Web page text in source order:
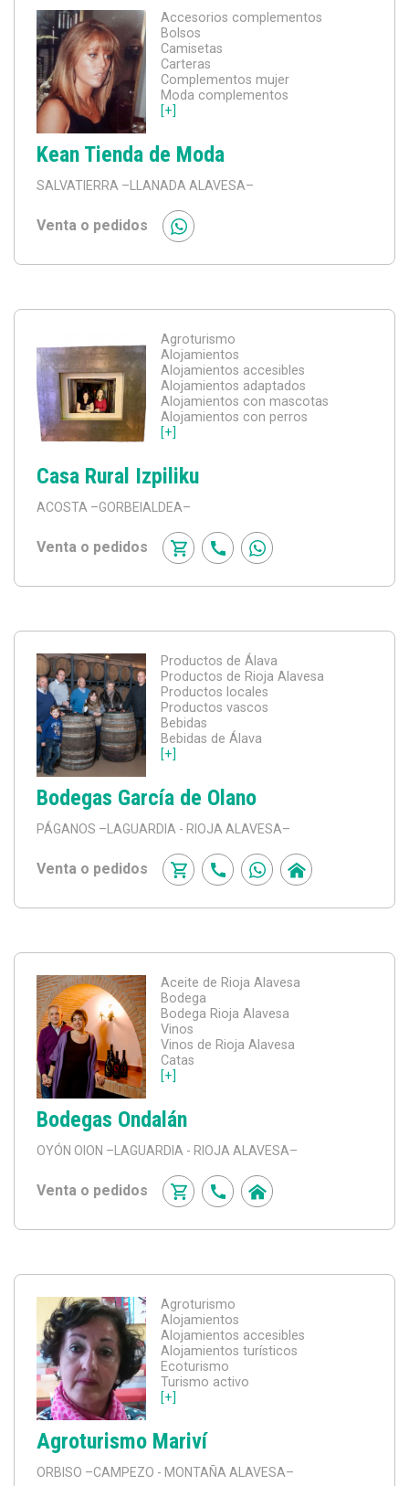
Accesorios complementos
Bolsos
Camisetas
Carteras
Complementos mujer
Moda complementos
[+]
Kean Tienda de Moda
SALVATIERRA –LLANADA ALAVESA–
Venta o pedidos
Agroturismo
Alojamientos
Alojamientos accesibles
Alojamientos adaptados
Alojamientos con mascotas
Alojamientos con perros
[+]
Casa Rural Izpiliku
ACOSTA –GORBEIALDEA–
Venta o pedidos
Productos de Álava
Productos de Rioja Alavesa
Productos locales
Productos vascos
Bebidas
Bebidas de Álava
[+]
Bodegas García de Olano
PÁGANOS –LAGUARDIA - RIOJA ALAVESA–
Venta o pedidos
Aceite de Rioja Alavesa
Bodega
Bodega Rioja Alavesa
Vinos
Vinos de Rioja Alavesa
Catas
[+]
Bodegas Ondalán
OYÓN OION –LAGUARDIA - RIOJA ALAVESA–
Venta o pedidos
Agroturismo
Alojamientos
Alojamientos accesibles
Alojamientos turísticos
Ecoturismo
Turismo activo
[+]
Agroturismo Mariví
ORBISO –CAMPEZO - MONTAÑA ALAVESA–